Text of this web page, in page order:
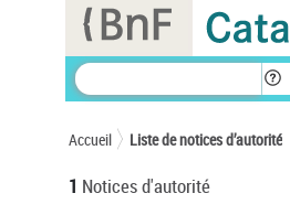
Accueil Liste de notices d’autorité
1 Notices d'autorité
Panneau de gestion des cookies